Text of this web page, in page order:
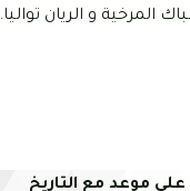
و الريان تواليا.
موعد مع التاريخ